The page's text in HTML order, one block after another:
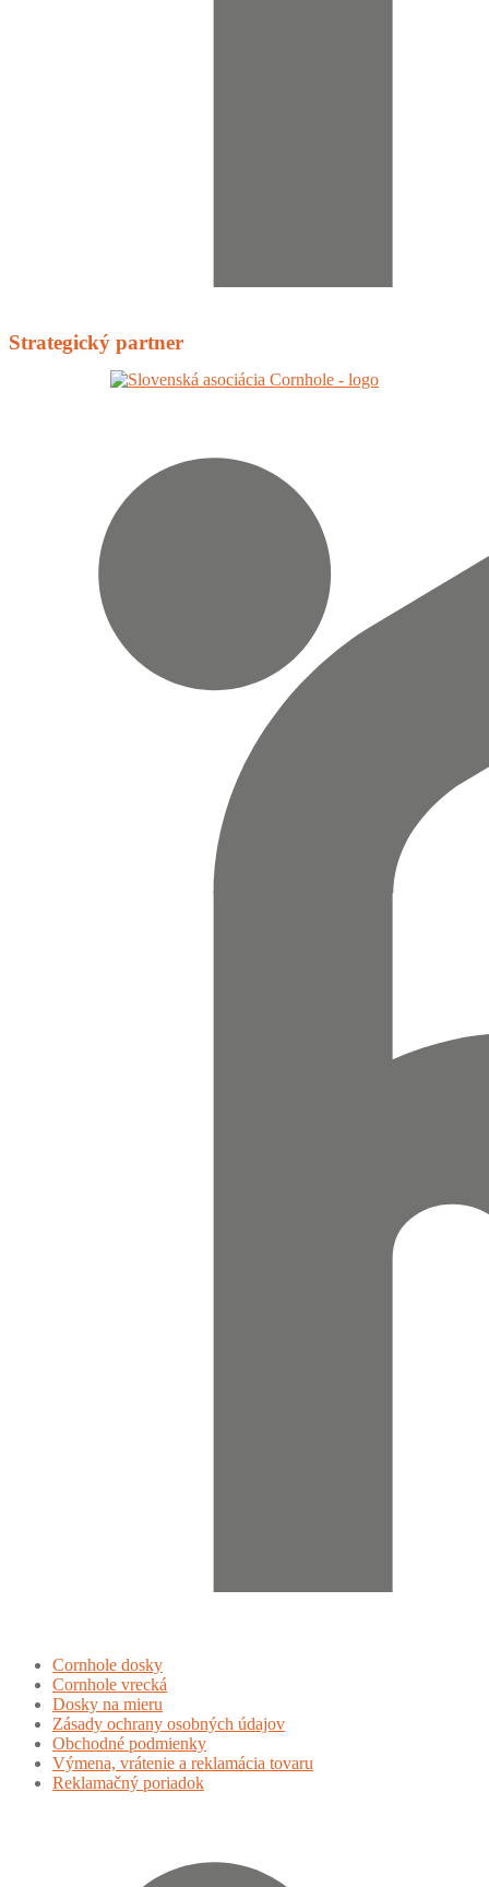
Strategický partner
Cornhole dosky
Cornhole vrecká
Dosky na mieru
Zásady ochrany osobných údajov
Obchodné podmienky
Výmena, vrátenie a reklamácia tovaru
Reklamačný poriadok